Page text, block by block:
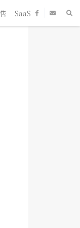
SaaS 新創企業 人